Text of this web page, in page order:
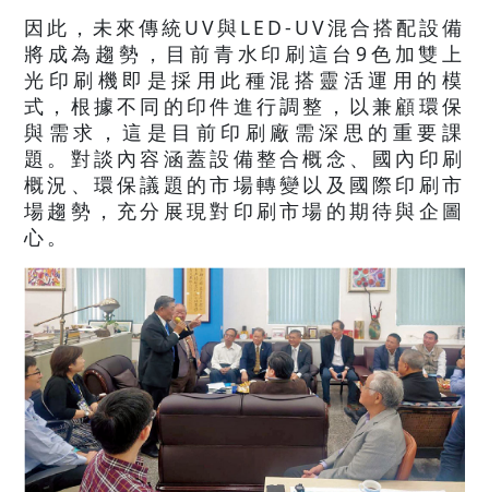
因此，未來傳統UV與LED-UV混合搭配設備
將成為趨勢，目前青水印刷這台9色加雙上
光印刷機即是採用此種混搭靈活運用的模
式，根據不同的印件進行調整，以兼顧環保
與需求，這是目前印刷廠需深思的重要課
題。對談內容涵蓋設備整合概念、國內印刷
概況、環保議題的市場轉變以及國際印刷市
場趨勢，充分展現對印刷市場的期待與企圖
心。